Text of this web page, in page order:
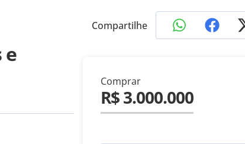
e
Compartilhe
Comprar
R$ 3.000.000